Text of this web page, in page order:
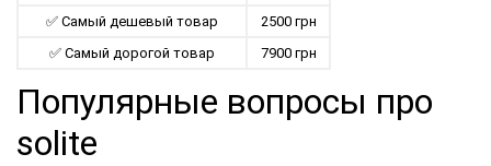
✅ Самый дешевый товар
2500 грн
✅ Самый дорогой товар
7900 грн
Популярные вопросы про
solite